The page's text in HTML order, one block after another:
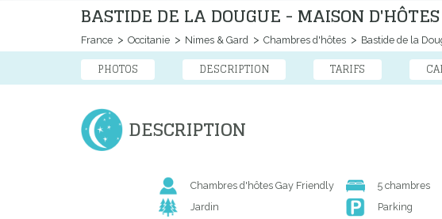
BASTIDE DE LA DOUGUE - MAISON
France Occitanie Nimes & Gard Chambres d'hôtes Bastide de la
PHOTOS DESCRIPTION TARIFS
DESCRIPTION
Chambres d'hôtes Gay Friendly 5 chambres
Jardin
Parking